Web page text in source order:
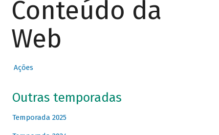
Conteúdo da
Web
Ações
Outras temporadas
Temporada 2025